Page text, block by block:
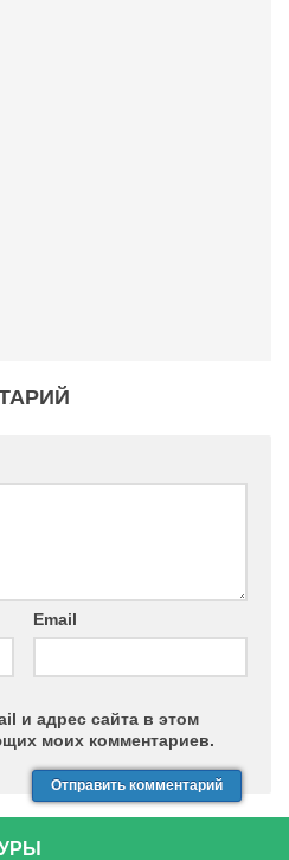
Email
и адрес сайта в этом
моих комментариев.